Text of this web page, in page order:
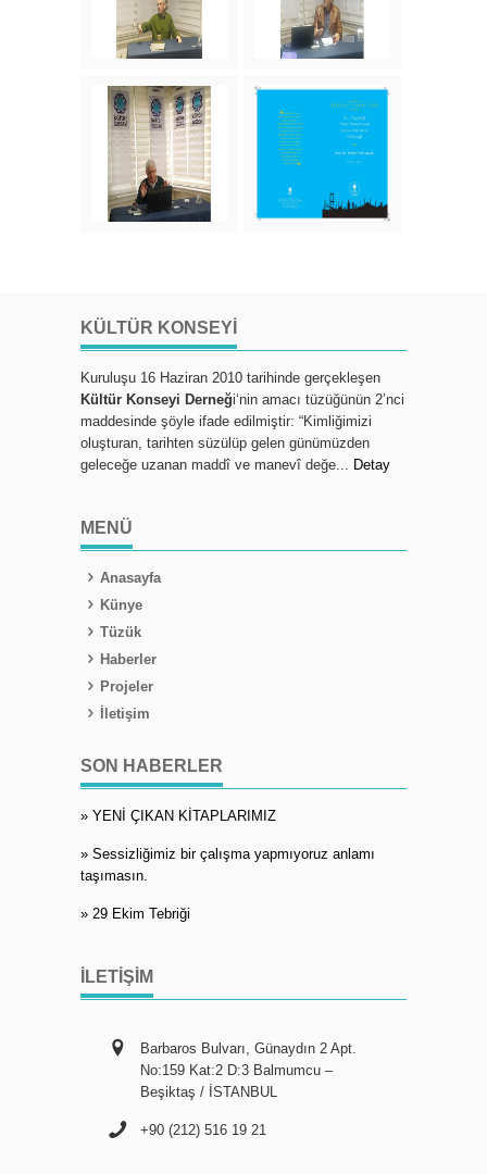
KÜLTÜR KONSEYI
Kuruluşu 16 Haziran 2010 tarihinde gerçekleşen
Kültür Konseyi Derneği‘nin amacı tüzüğünün 2’nci
maddesinde şöyle ifade edilmiştir: “Kimliğimizi
oluşturan, tarihten süzülüp gelen günümüzden
geleceğe uzanan maddî ve manevî değe...
Detay
MENÜ
Anasayfa
Künye
Tüzük
Haberler
Projeler
İletişim
SON HABERLER
» YENİ ÇIKAN KİTAPLARIMIZ
» Sessizliğimiz bir çalışma yapmıyoruz anlamı
taşımasın.
» 29 Ekim Tebriği
İLETIŞIM
Barbaros Bulvarı, Günaydın 2 Apt.
No:159 Kat:2 D:3 Balmumcu –
Beşiktaş / İSTANBUL
+90 (212) 516 19 21